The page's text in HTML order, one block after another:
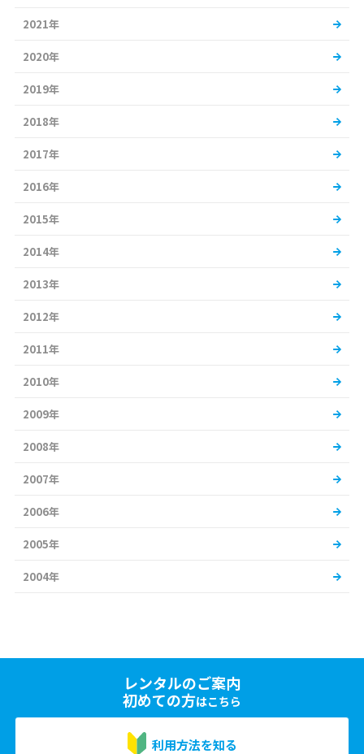
2021年
2020年
2019年
2018年
2017年
2016年
2015年
2014年
2013年
2012年
2011年
2010年
2009年
2008年
2007年
2006年
2005年
2004年
レンタルのご案内
初めての方はこちら
利用方法を知る